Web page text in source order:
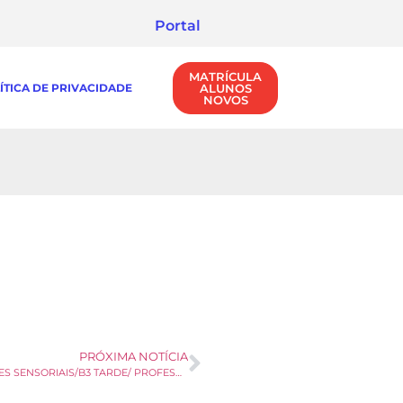
Portal
DE PRIVACIDADE
MATRÍCULA
ALUNOS
NOVOS
PRÓXIMA NOTÍCIA
ATIVIDADES SENSORIAIS/B3 TARDE/ PROFESSORA RAYLEN